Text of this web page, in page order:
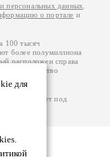
для
персональных данных
о портале и
100 тысяч
более полумиллиона
расположен справа
количество
работает под